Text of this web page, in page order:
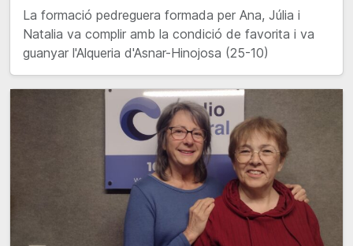
La formació pedreguera formada per Ana, Júlia i
Natalia va complir amb la condició de favorita i va
guanyar l'Alqueria d'Asnar-Hinojosa (25-10)